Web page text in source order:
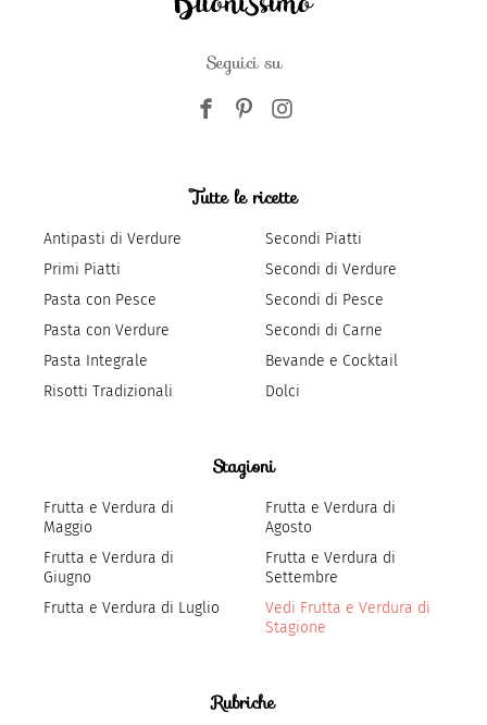
Seguici su
Tutte le ricette
Antipasti di Verdure
Primi Piatti
Pasta con Pesce
Pasta con Verdure
Pasta Integrale
Risotti Tradizionali
Secondi Piatti
Secondi di Verdure
Secondi di Pesce
Secondi di Carne
Bevande e Cocktail
Dolci
Stagioni
Frutta e Verdura di
Maggio
Frutta e Verdura di
Giugno
Frutta e Verdura di Luglio
Frutta e Verdura di
Agosto
Frutta e Verdura di
Settembre
Vedi Frutta e Verdura di
Stagione
Rubriche